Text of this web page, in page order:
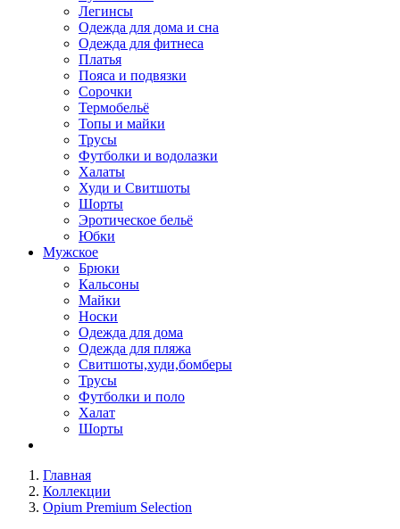
Легинсы
Одежда для дома и сна
Одежда для фитнеса
Платья
Пояса и подвязки
Сорочки
Термобельё
Топы и майки
Трусы
Футболки и водолазки
Халаты
Худи и Свитшоты
Шорты
Эротическое бельё
Юбки
Мужское
Брюки
Кальсоны
Майки
Носки
Одежда для дома
Одежда для пляжа
Свитшоты,худи,бомберы
Трусы
Футболки и поло
Халат
Шорты
Главная
Коллекции
Opium Premium Selection